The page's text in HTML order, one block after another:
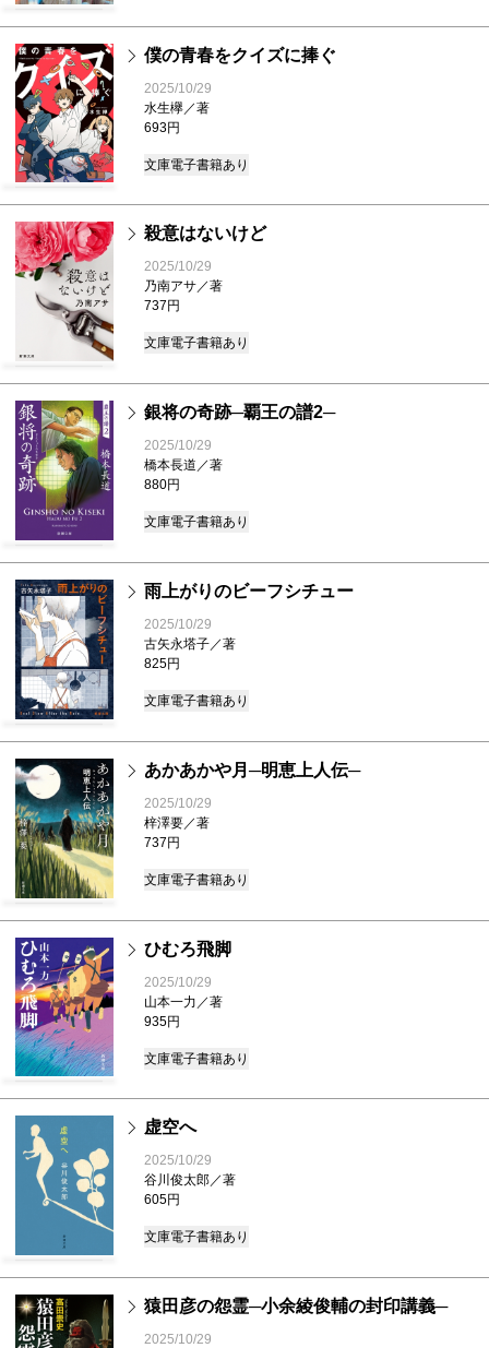
僕の青春をクイズに捧ぐ
2025/10/29
水生欅／著
693円
文庫電子書籍あり
殺意はないけど
2025/10/29
乃南アサ／著
737円
文庫電子書籍あり
銀将の奇跡─覇王の譜2─
2025/10/29
橋本長道／著
880円
文庫電子書籍あり
雨上がりのビーフシチュー
2025/10/29
古矢永塔子／著
825円
文庫電子書籍あり
あかあかや月─明恵上人伝─
2025/10/29
梓澤要／著
737円
文庫電子書籍あり
ひむろ飛脚
2025/10/29
山本一力／著
935円
文庫電子書籍あり
虚空へ
2025/10/29
谷川俊太郎／著
605円
文庫電子書籍あり
猿田彦の怨霊─小余綾俊輔の封印講義─
2025/10/29